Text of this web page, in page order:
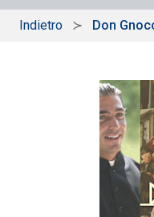
Indietro Don